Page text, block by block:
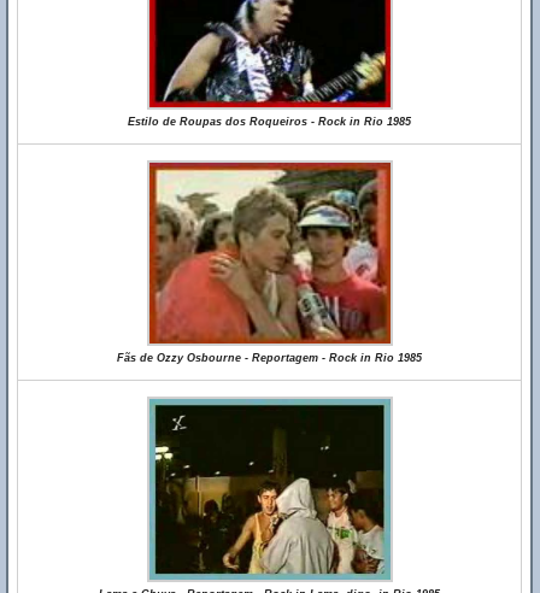
Estilo de Roupas dos Roqueiros - Rock in Rio 1985
Fãs de Ozzy Osbourne - Reportagem - Rock in Rio 1985